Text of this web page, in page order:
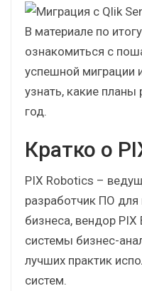
В материале по
ознакомиться с
успешной миграции
узнать, какие планы
год.
Кратко о
PIX Robotics –
разработчик ПО для
бизнеса, вендор
системы бизнес-
лучших практик
систем. ​